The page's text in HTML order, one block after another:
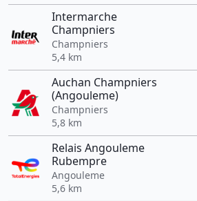
Intermarche
Champniers
Champniers
5,4 km
Auchan Champniers
(Angouleme)
Champniers
5,8 km
Relais Angouleme
Rubempre
Angouleme
5,6 km